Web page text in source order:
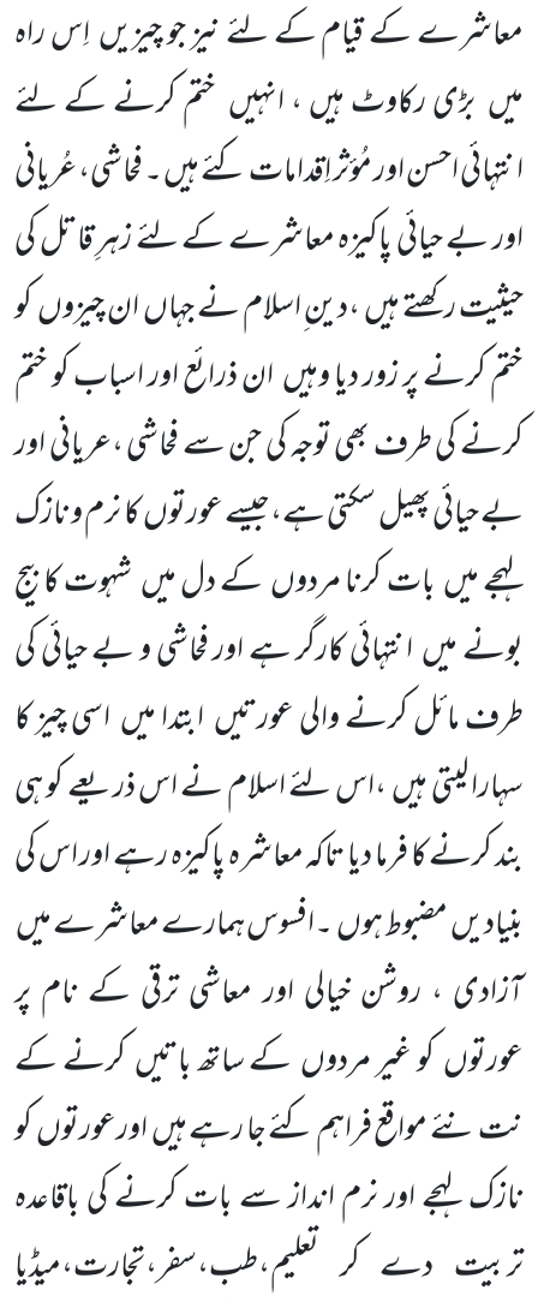
معاشرے کے قیام کے لئے نیز جو چیزیںاِس راہ
میں بڑیرکاوٹ ہیں ، انہیں ختم کرنے کے لئے
انتہائی احسن اور مُؤثر اِقدامات کئے ہیں ۔ فحاشی، عُریانی
اور بے حیائی پاکیزہ معاشرےکے لئے زہرِ قاتل کی
حیثیت رکھتے ہیں،دین ِاسلام نے جہاںان چیزوںکو
ختم کرنے پر زور دیا وہیںان ذرائع اور اسبابکو ختم
کرنے کی طرف بھی توجہ کی جن سے فحاشی ،عریانی اور
بے حیائی پھیل سکتی ہے،جیسے عورتوںکا نرم و نازک
لہجے میںبات کرنا مردوںکے دل میںشہوت کا بیج
بونے میںانتہائی کارگر ہے اور فحاشی و بے حیائی کی
طرف مائل کرنے والی عورتیںابتدا میںاسی چیز کا
سہارا لیتی ہیں،اس لئے اسلام نے اس ذریعے کو ہی
بند کرنے کا فرما دیا تاکہ معاشرہ پاکیزہ رہے اور اس کی
بنیادیںمضبوط ہوں۔افسوس ہمارے معاشرے میں
آزادی ، روشن خیالی اور معاشی ترقی کے نام پر
عورتوںکو غیر مردوںکے ساتھ باتیںکرنے کے
نت نئے مواقع فراہم کئے جا رہے ہیںاورعورتوںکو
نازک لہجے اور نرم انداز سے بات کرنے کی باقاعدہ
تربیت دے کر تعلیم،طب،سفر،تجارت،میڈیا